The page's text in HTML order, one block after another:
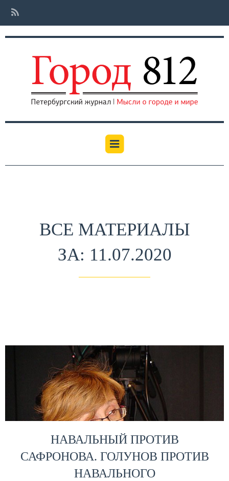
ВСЕ МАТЕРИАЛЫ
ЗА: 11.07.2020
НАВАЛЬНЫЙ ПРОТИВ
САФРОНОВА. ГОЛУНОВ ПРОТИВ
НАВАЛЬНОГО